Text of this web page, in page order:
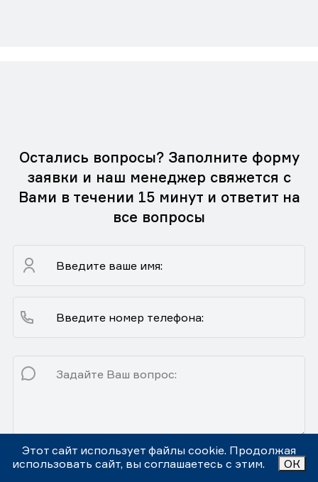
Остались вопросы? Заполните форму
заявки и наш менеджер свяжется с
Вами в течении 15 минут и ответит на
все вопросы
Я согласен(на) с
Этот сайт использует файлы cookie. Продолжая
использовать сайт, вы соглашаетесь с этим.
ОК